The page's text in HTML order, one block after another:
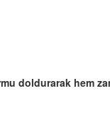
doldurarak hem